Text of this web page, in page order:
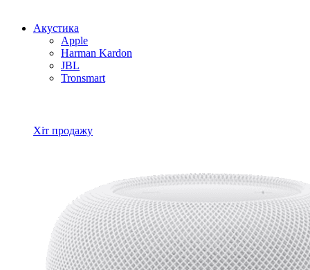
Акустика
Apple
Harman Kardon
JBL
Tronsmart
Хіт продажу